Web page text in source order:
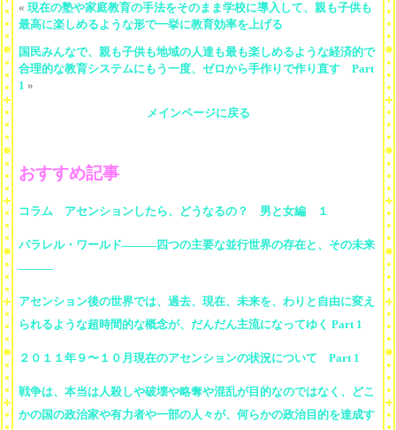
« 現在の塾や家庭教育の手法をそのまま学校に導入して、親も子供も
最高に楽しめるような形で一挙に教育効率を上げる
国民みんなで、親も子供も地域の人達も最も楽しめるような経済的で
合理的な教育システムにもう一度、ゼロから手作りで作り直す Part
1 »
メインページに戻る
おすすめ記事
コラム アセンションしたら、どうなるの？ 男と女編 １
パラレル・ワールド―――四つの主要な並行世界の存在と、その未来
―――
アセンション後の世界では、過去、現在、未来を、わりと自由に変え
られるような超時間的な概念が、だんだん主流になってゆく Part 1
２０１１年９〜１０月現在のアセンションの状況について Part 1
戦争は、本当は人殺しや破壊や略奪や混乱が目的なのではなく、どこ
かの国の政治家や有力者や一部の人々が、何らかの政治目的を達成す